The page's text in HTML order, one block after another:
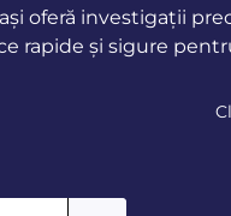
oferă investigații
rapide și sigure